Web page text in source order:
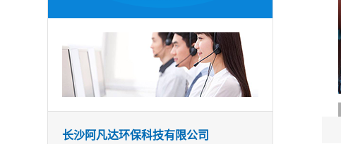
长沙阿凡达环保科技有限公司